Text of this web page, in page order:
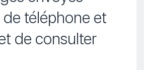
téléphone et
de consulter